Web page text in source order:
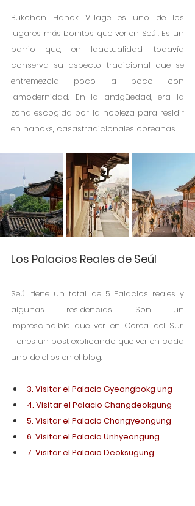
Bukchon Hanok Village es uno de los
lugares más bonitos que ver en Seúl. Es un
barrio que, en laactualidad, todavía
conserva su aspecto tradicional que se
entremezcla poco a poco con
lamodernidad. En la antigüedad, era la
zona escogida por la nobleza para residir
en hanoks, casastradicionales coreanas.
Los Palacios Reales de Seúl
Seúl tiene un total de 5 Palacios reales y
algunas residencias. Son un
imprescindible que ver en Corea del Sur.
Tienes un post explicando que ver en cada
uno de ellos en el blog:
3. Visitar el Palacio Gyeongbokg ung
4. Visitar el Palacio Changdeokgung
5. Visitar el Palacio Changyeongung
6. Visitar el Palacio Unhyeongung
7. Visitar el Palacio Deoksugung